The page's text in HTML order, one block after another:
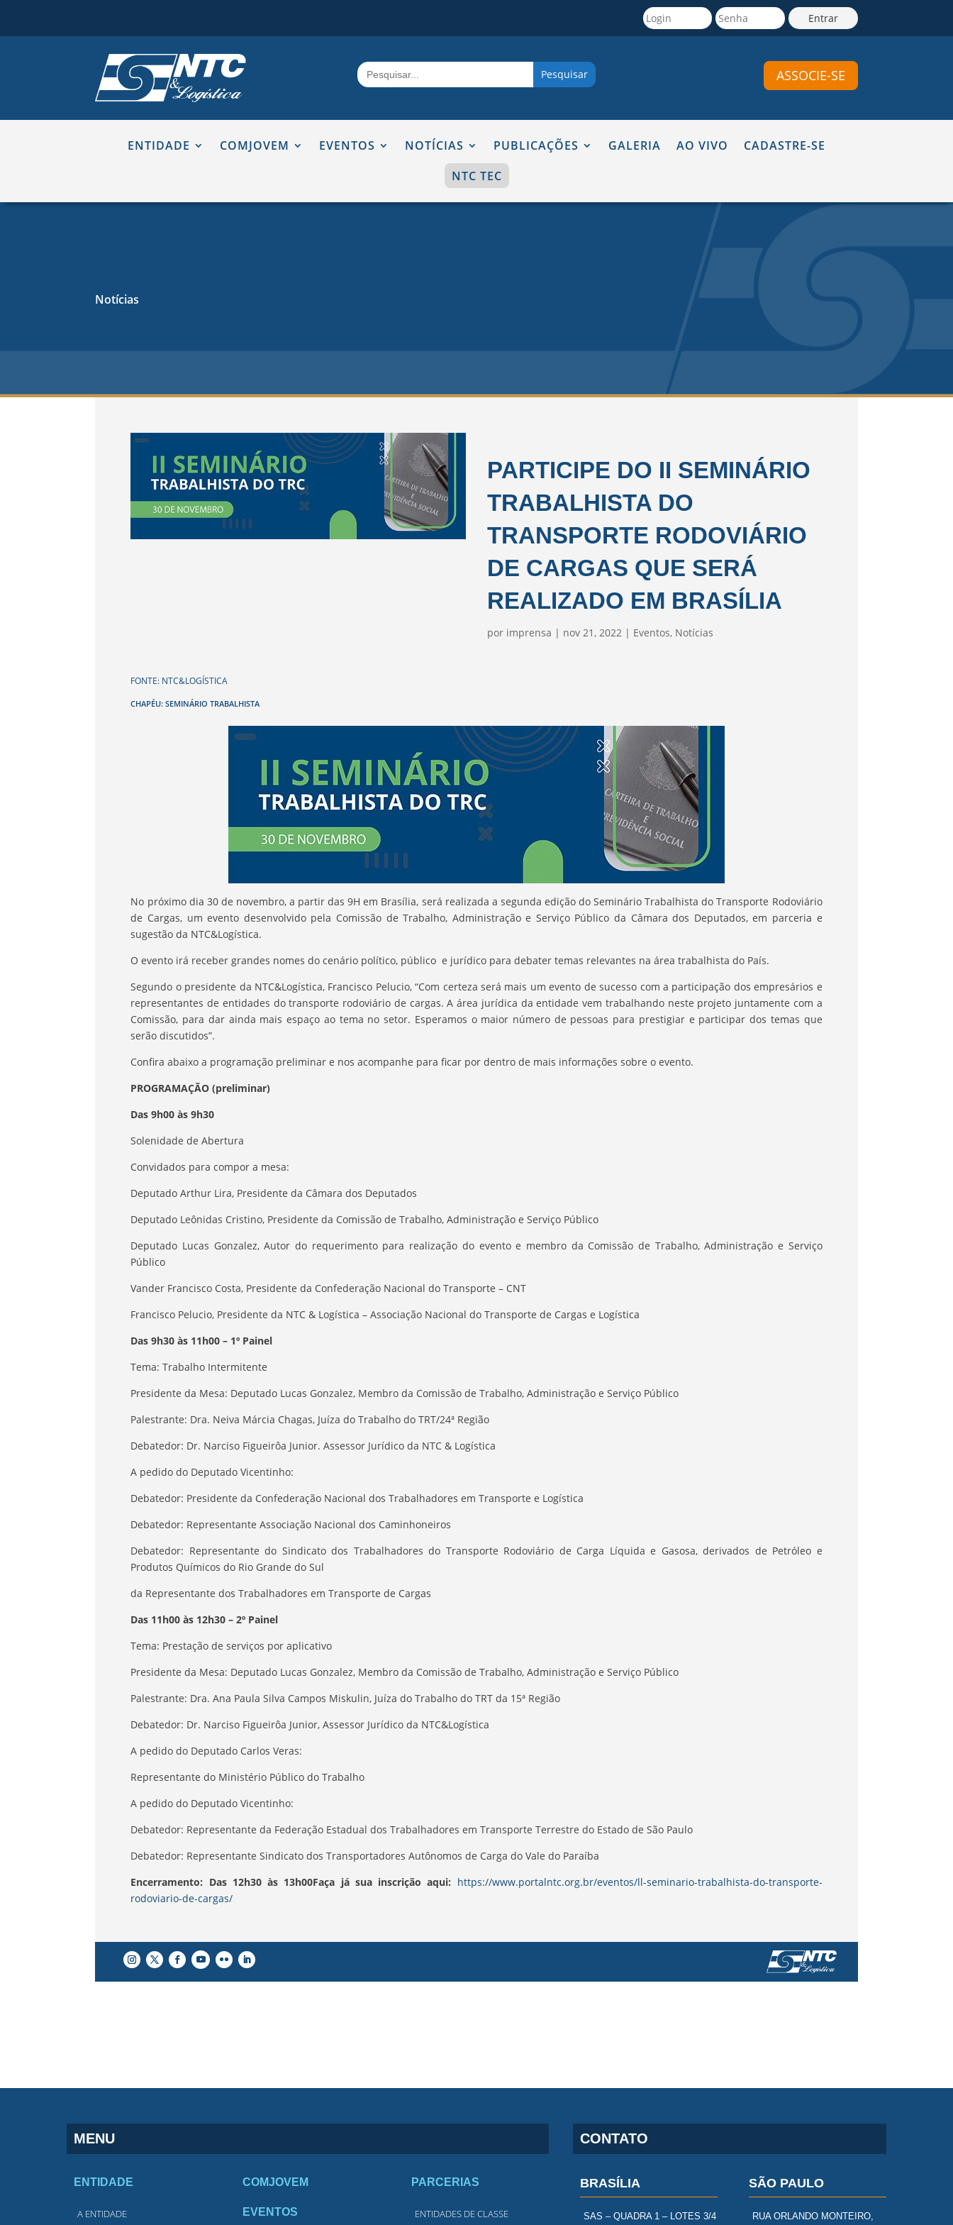
Search
for: ASSOCIE-SE
ENTIDADE COMJOVEM EVENTOS NOTÍCIAS PUBLICAÇÕES GALERIA AO VIVO
CADASTRE-SE
NTC TEC
Notícias
PARTICIPE DO II SEMINÁRIO
TRABALHISTA DO
TRANSPORTE RODOVIÁRIO
DE CARGAS QUE SERÁ
REALIZADO EM BRASÍLIA
por imprensa | nov 21, 2022| Eventos, Notícias
FONTE: NTC&LOGÍSTICA
CHAPÉU: SEMINÁRIO TRABALHISTA
No próximo dia 30 de novembro, a partir das 9H em Brasília, será realizada a segunda edição do Seminário Trabalhista do Transporte Rodoviário
de Cargas, um evento desenvolvido pela Comissão de Trabalho, Administração e Serviço Público da Câmara dos Deputados, em parceria e
sugestão da NTC&Logística.
O evento irá receber grandes nomes do cenário político, público e jurídico para debater temas relevantes na área trabalhista do País.
Segundo o presidente da NTC&Logística, Francisco Pelucio, “Com certeza será mais um evento de sucesso com a participação dos empresários e
representantes de entidades do transporte rodoviário de cargas. A área jurídica da entidade vem trabalhando neste projeto juntamente com a
Comissão, para dar ainda mais espaço ao tema no setor. Esperamos o maior número de pessoas para prestigiar e participar dos temas que
serão discutidos”.
Confira abaixo a programação preliminar e nos acompanhe para ficar por dentro de mais informações sobre o evento.
PROGRAMAÇÃO (preliminar)
Das 9h00 às 9h30
Solenidade de Abertura
Convidados para compor a mesa:
Deputado Arthur Lira, Presidente da Câmara dos Deputados
Deputado Leônidas Cristino, Presidente da Comissão de Trabalho, Administração e Serviço Público
Deputado Lucas Gonzalez, Autor do requerimento para realização do evento e membro da Comissão de Trabalho, Administração e Serviço
Público
Vander Francisco Costa, Presidente da Confederação Nacional do Transporte – CNT
Francisco Pelucio, Presidente da NTC & Logística – Associação Nacional do Transporte de Cargas e Logística
Das 9h30 às 11h00 – 1º Painel
Tema: Trabalho Intermitente
Presidente da Mesa: Deputado Lucas Gonzalez, Membro da Comissão de Trabalho, Administração e Serviço Público
Palestrante: Dra. Neiva Márcia Chagas, Juíza do Trabalho do TRT/24ª Região
Debatedor: Dr. Narciso Figueirôa Junior. Assessor Jurídico da NTC & Logística
A pedido do Deputado Vicentinho:
Debatedor: Presidente da Confederação Nacional dos Trabalhadores em Transporte e Logística
Debatedor: Representante Associação Nacional dos Caminhoneiros
Debatedor: Representante do Sindicato dos Trabalhadores do Transporte Rodoviário de Carga Líquida e Gasosa, derivados de Petróleo e
Produtos Químicos do Rio Grande do Sul
da Representante dos Trabalhadores em Transporte de Cargas
Das 11h00 às 12h30 – 2º Painel
Tema: Prestação de serviços por aplicativo
Presidente da Mesa: Deputado Lucas Gonzalez, Membro da Comissão de Trabalho, Administração e Serviço Público
Palestrante: Dra. Ana Paula Silva Campos Miskulin, Juíza do Trabalho do TRT da 15ª Região
Debatedor: Dr. Narciso Figueirôa Junior, Assessor Jurídico da NTC&Logística
A pedido do Deputado Carlos Veras:
Representante do Ministério Público do Trabalho
A pedido do Deputado Vicentinho:
Debatedor: Representante da Federação Estadual dos Trabalhadores em Transporte Terrestre do Estado de São Paulo
Debatedor: Representante Sindicato dos Transportadores Autônomos de Carga do Vale do Paraíba
Encerramento: Das 12h30 às 13h00Faça já sua inscrição aqui: https://www.portalntc.org.br/eventos/ll-seminario-trabalhista-do-transporte-
rodoviario-de-cargas/
MENU CONTATO
ENTIDADE
A ENTIDADE
COMJOVEM
EVENTOS
PARCERIAS
ENTIDADES DE CLASSE
BRASÍLIA
SAS – QUADRA 1 – LOTES 3/4
SÃO PAULO
RUA ORLANDO MONTEIRO,